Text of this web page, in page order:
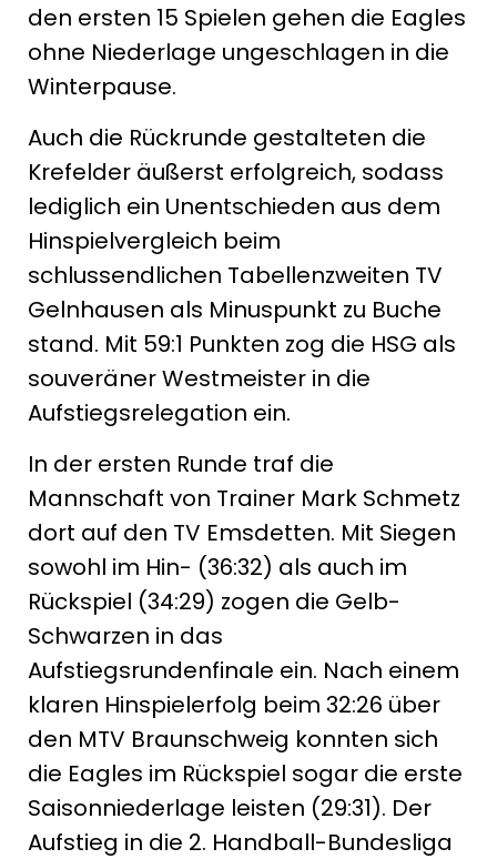
den ersten 15 Spielen gehen die Eagles
ohne Niederlage ungeschlagen in die
Winterpause.
Auch die Rückrunde gestalteten die
Krefelder äußerst erfolgreich, sodass
lediglich ein Unentschieden aus dem
Hinspielvergleich beim
schlussendlichen Tabellenzweiten TV
Gelnhausen als Minuspunkt zu Buche
stand. Mit 59:1 Punkten zog die HSG als
souveräner Westmeister in die
Aufstiegsrelegation ein.
In der ersten Runde traf die
Mannschaft von Trainer Mark Schmetz
dort auf den TV Emsdetten. Mit Siegen
sowohl im Hin- (36:32) als auch im
Rückspiel (34:29) zogen die Gelb-
Schwarzen in das
Aufstiegsrundenfinale ein. Nach einem
klaren Hinspielerfolg beim 32:26 über
den MTV Braunschweig konnten sich
die Eagles im Rückspiel sogar die erste
Saisonniederlage leisten (29:31). Der
Aufstieg in die 2. Handball-Bundesliga